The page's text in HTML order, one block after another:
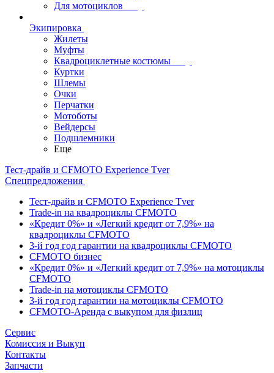
Для мотоциклов
Экипировка
Жилеты
Муфты
Квадроциклетные костюмы
Куртки
Шлемы
Очки
Перчатки
Мотоботы
Вейдерсы
Подшлемники
Еще
Тест-драйв и CFMOTO Experience Tver
Спецпредложения
Тест-драйв и CFMOTO Experience Tver
Trade-in на квадроциклы CFMOTO
«Кредит 0%» и «Легкий кредит от 7,9%» на
квадроциклы CFMOTO
3-й год год гарантии на квадроциклы CFMOTO
CFMOTO бизнес
«Кредит 0%» и «Легкий кредит от 7,9%» на мотоциклы
CFMOTO
Trade-in на мотоциклы CFMOTO
3-й год год гарантии на мотоциклы CFMOTO
CFMOTO-Аренда с выкупом для физлиц
Сервис
Комиссия и Выкуп
Контакты
Запчасти